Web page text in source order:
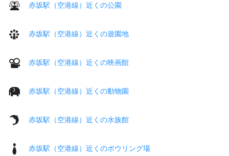
赤坂駅（空港線）近くの公園
赤坂駅（空港線）近くの遊園地
赤坂駅（空港線）近くの映画館
赤坂駅（空港線）近くの動物園
赤坂駅（空港線）近くの水族館
赤坂駅（空港線）近くのボウリング場